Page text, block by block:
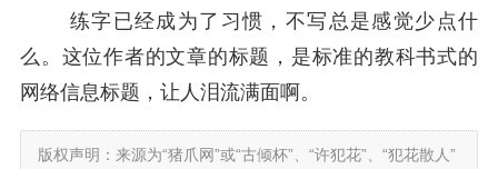
练字已经成为了习惯，不写总是感觉少点什
么。这位作者的文章的标题，是标准的教科书式的
网络信息标题，让人泪流满面啊。
版权声明：来源为“猪爪网”或“古倾杯”、“许犯花”、“犯花散人”